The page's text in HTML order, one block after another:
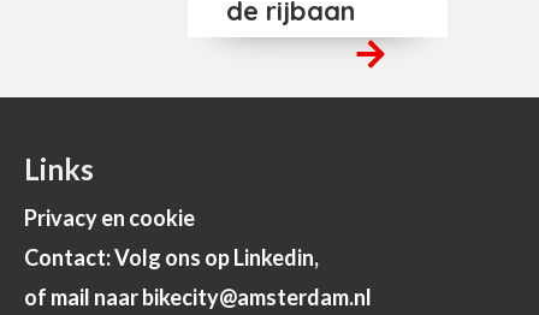
de rijbaan
Links
Privacy en cookie
Contact: Volg ons op Linkedin,
of mail naar bikecity@amsterdam.nl